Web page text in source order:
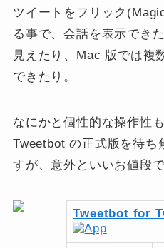
ツイートをフリック
る事で、会話を表示でき
見えたり、Mac 版では複
できたり。
なにかと個性的な操作性
Tweetbot の正式版を待ち
すが、意外といいお値段
Tweetbot for